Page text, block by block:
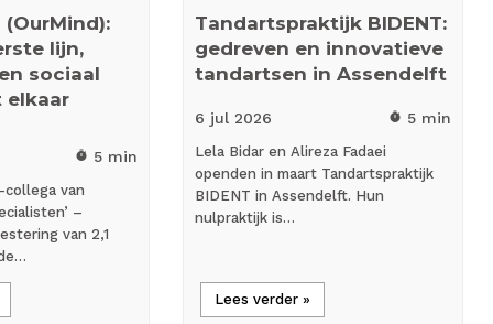
lijn,
sociaal
elkaar
timer 5 min
collega van
–
van 2,1
Tandartspraktijk BIDENT:
gedreven en innovatieve
tandartsen in Assendelft
6 jul 2026 timer 5 min
Lela Bidar en Alireza Fadaei
openden in maart Tandartspraktijk
BIDENT in Assendelft. Hun
nulpraktijk is…
Lees verder »